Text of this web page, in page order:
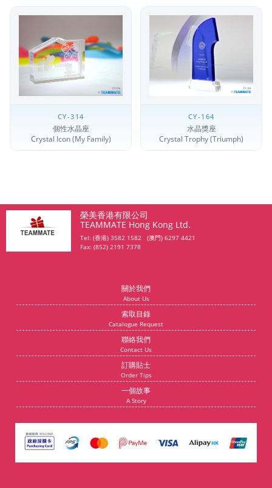
CY-314
個性水晶座
Crystal Icon (My Family)
CY-164
水晶獎座
Crystal Trophy (Triumph)
榮美香港有限公司
TEAMMATE Hong Kong Ltd.
Tel: (香港) 3582 1582 (澳門) 6297 4421
Fax: (852) 2191 7378
關於我們
About Us
索取目錄
Catalogue Request
聯絡我們
Contact Us
訂購貼士
Order Tips
一個故事
A Story